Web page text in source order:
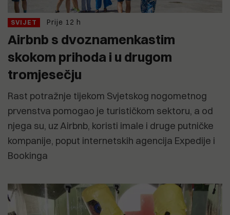
SVIJET Prije 12 h
Airbnb s dvoznamenkastim
skokom prihoda i u drugom
tromjesečju
Rast potražnje tijekom Svjetskog nogometnog
prvenstva pomogao je turističkom sektoru, a od
njega su, uz Airbnb, koristi imale i druge putničke
kompanije, poput internetskih agencija Expedije i
Bookinga